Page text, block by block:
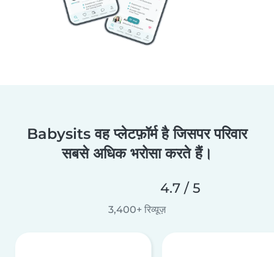
Babysits वह प्लेटफ़ॉर्म है जिसपर परिवार
सबसे अधिक भरोसा करते हैं।
4.7 / 5
3,400+ रिव्यूज़